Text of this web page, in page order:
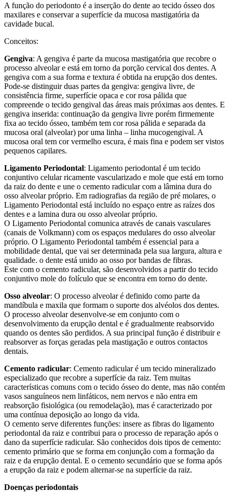
A função do periodonto é a inserção do dente ao tecido ósseo dos
maxilares e conservar a superfície da mucosa mastigatória da
cavidade bucal.
Conceitos:
Gengiva: A gengiva é parte da mucosa mastigatória que recobre o
processo alveolar e está em torno da porção cervical dos dentes. A
gengiva com a sua forma e textura é obtida na erupção dos dentes.
Pode-se distinguir duas partes da gengiva: gengiva livre, de
consistência firme, superfície opaca e cor rosa pálida que
compreende o tecido gengival das áreas mais próximas aos dentes. E
gengiva inserida: continuação da gengiva livre porém firmemente
fixa ao tecido ósseo, também tem cor rosa pálida e separada da
mucosa oral (alveolar) por uma linha – linha mucogengival. A
mucosa oral tem cor vermelho escura, é mais fina e podem ser vistos
pequenos capilares.
Ligamento Periodontal: Ligamento periodontal é um tecido
conjuntivo celular ricamente vascularizado e mole que está em torno
da raiz do dente e une o cemento radicular com a lâmina dura do
osso alveolar próprio. Em radiografias da região de pré molares, o
Ligamento Periodontal está incluído no espaço entre as raízes dos
dentes e a lamina dura ou osso alveolar próprio.
O Ligamento Periodontal comunica através de canais vasculares
(canais de Volkmann) com os espaços medulares do osso alveolar
próprio. O Ligamento Periodontal também é essencial para a
mobilidade dental, que vai ser determinada pela sua largura, altura e
qualidade. o dente está unido ao osso por bandas de fibras.
Este com o cemento radicular, são desenvolvidos a partir do tecido
conjuntivo mole do folículo que se encontra em torno do dente.
Osso alveolar: O processo alveolar é definido como parte da
mandíbula e maxila que formam o suporte dos alvéolos dos dentes.
O processo alveolar desenvolve-se em conjunto com o
desenvolvimento da erupção dental e é gradualmente reabsorvido
quando os dentes são perdidos. A sua principal função é distribuir e
reabsorver as forças geradas pela mastigação e outros contactos
dentais.
Cemento radicular: Cemento radicular é um tecido mineralizado
especializado que recobre a superfície da raiz. Tem muitas
características comuns com o tecido ósseo do dente, mas não contém
vasos sanguíneos nem linfáticos, nem nervos e não entra em
reabsorção fisiológica (ou remodelação), mas é caracterizado por
uma contínua deposição ao longo da vida.
O cemento serve diferentes funções: insere as fibras do ligamento
periodontal da raiz e contribui para o processo de reparação após o
dano da superfície radicular. São conhecidos dois tipos de cemento:
cemento primário que se forma em conjunção com a formação da
raiz e da erupção dental. E o cemento secundário que se forma após
a erupção da raiz e podem alternar-se na superfície da raiz.
Doenças periodontais